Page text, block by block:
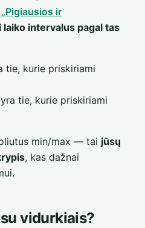
ir
intervalus pagal tas
tie, kurie priskiriami
tie, kurie priskiriami
min/max — tai jūsų
, kas dažnai
vidurkiais?